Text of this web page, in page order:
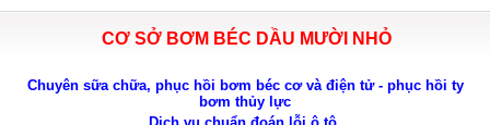
CƠ SỞ BƠM BÉC DẦU MƯỜI NHỎ
Chuyên sữa chữa, phục hồi bơm béc cơ và điện tử - phục hồi ty
bơm thủy lực